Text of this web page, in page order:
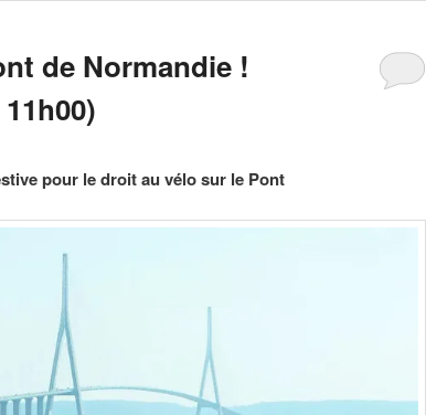
de Normandie !
pour le droit au vélo sur le Pont